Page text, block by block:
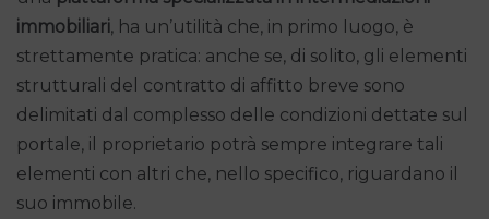
immobiliari, ha un’utilità che, in primo luogo, è
strettamente pratica: anche se, di solito, gli elementi
strutturali del contratto di affitto breve sono
delimitati dal complesso delle condizioni dettate sul
portale, il proprietario potrà sempre integrare tali
elementi con altri che, nello specifico, riguardano il
suo immobile.